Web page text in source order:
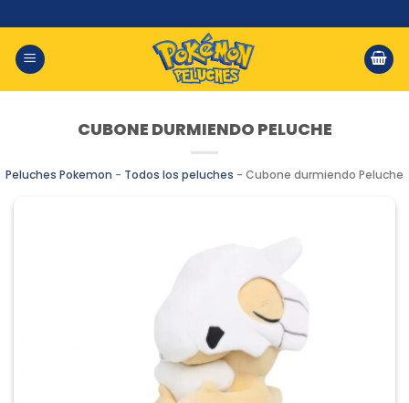
al
contenido
CUBONE DURMIENDO PELUCHE
Peluches Pokemon - Todos los peluches - Cubone durmiendo Peluche